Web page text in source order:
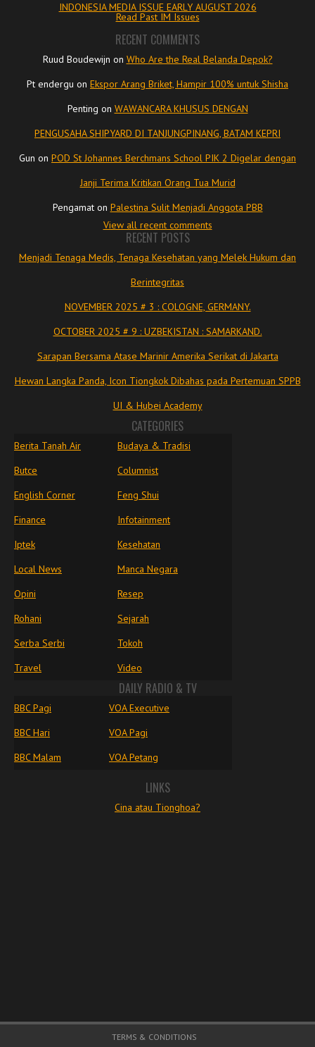
INDONESIA MEDIA ISSUE EARLY AUGUST 2026
Read Past IM Issues
RECENT COMMENTS
Ruud Boudewijn on Who Are the Real Belanda Depok?
Pt endergu on Ekspor Arang Briket, Hampir 100% untuk Shisha
Penting on WAWANCARA KHUSUS DENGAN
PENGUSAHA SHIPYARD DI TANJUNGPINANG, BATAM KEPRI
Gun on POD St Johannes Berchmans School PIK 2 Digelar dengan
Janji Terima Kritikan Orang Tua Murid
Pengamaton Palestina Sulit Menjadi Anggota PBB
View all recent comments
RECENT POSTS
Menjadi Tenaga Medis, Tenaga Kesehatan yang Melek Hukum dan
Berintegritas
NOVEMBER 2025 # 3 : COLOGNE, GERMANY.
OCTOBER 2025 # 9 : UZBEKISTAN : SAMARKAND.
Sarapan Bersama Atase Marinir Amerika Serikat di Jakarta
Hewan Langka Panda, Icon Tiongkok Dibahas pada Pertemuan SPPB
UI & Hubei Academy
CATEGORIES
Berita Tanah Air
Budaya & Tradisi
Butce
Columnist
English Corner
Feng Shui
Finance
Infotainment
Iptek
Kesehatan
Local News
Manca Negara
Opini
Resep
Rohani
Sejarah
Serba Serbi
Tokoh
Travel
Video
DAILY RADIO & TV
BBC Pagi
VOA Executive
BBC Hari
VOA Pagi
BBC Malam
VOA Petang
LINKS
Cina atau Tionghoa?
TERMS & CONDITIONS